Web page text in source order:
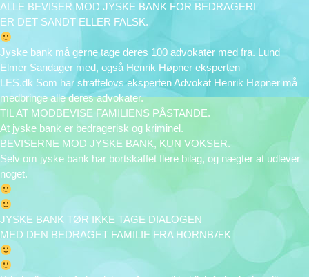
ALLE BEVISER MOD JYSKE BANK FOR BEDRAGERI
ER DET SANDT ELLER FALSK.
Jyske bank må gerne tage deres 100 advokater med fra. Lund
Elmer Sandager med, også Henrik Høpner eksperten
LES.dk Som har straffelovs eksperten Advokat Henrik Høpner må
medbringe alle deres advokater.
TIL AT MODBEVISE FAMILIENS PÅSTANDE.
At jyske bank er bedragerisk og kriminel.
BEVISERNE MOD JYSKE BANK, KUN VOKSER.
Selv om jyske bank har bortskaffet flere bilag, og nægter at udlever
noget.
JYSKE BANK TØR IKKE TAGE DIALOGEN
MED DEN BEDRAGET FAMILIE FRA HORNBÆK